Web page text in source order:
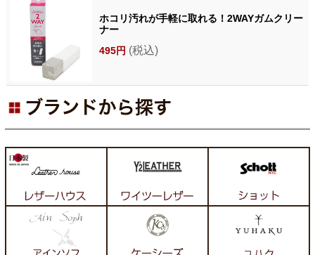
ホコリ汚れが手軽に取れる！2WAYガムクリー
ナー
495円 (税込)